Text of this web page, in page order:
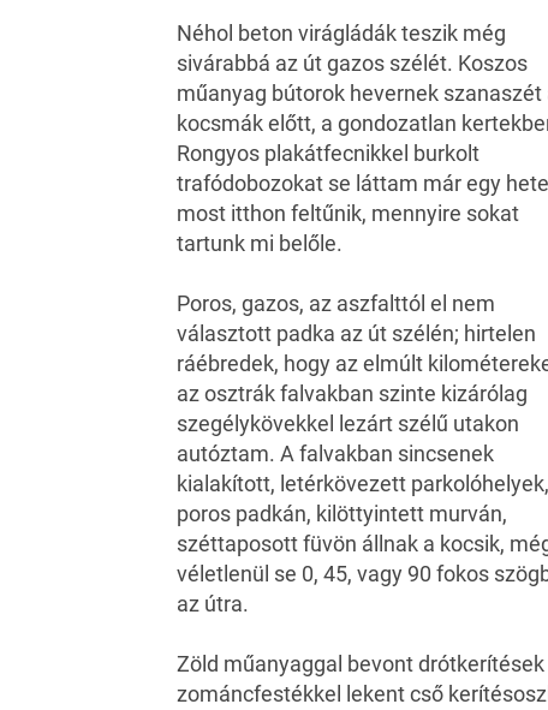
Néhol beton virágládák teszik még
sivárabbá az út gazos szélét. Koszos
műanyag bútorok hevernek szanaszét
kocsmák előtt, a gondozatlan
Rongyos plakátfecnikkel burkolt
trafódobozokat se láttam már egy
most itthon feltűnik, mennyire sokat
tartunk mi belőle.
Poros, gazos, az aszfalttól el nem
választott padka az út szélén; hirtelen
ráébredek, hogy az elmúlt
az osztrák falvakban szinte kizárólag
szegélykövekkel lezárt szélű utakon
autóztam. A falvakban sincsenek
kialakított, letérkövezett
poros padkán, kilöttyintett murván,
széttaposott füvön állnak a kocsik,
véletlenül se 0, 45, vagy 90 fokos
az útra.
Zöld műanyaggal bevont
zománcfestékkel lekent cső